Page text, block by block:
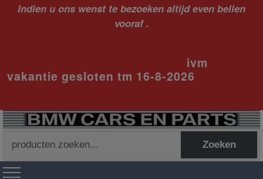
Indien u ons wenst te bezoeken altijd even bellen
vooraf .
ivm
vakantie gesloten tm 16-8-2026
naar:
Zoeken